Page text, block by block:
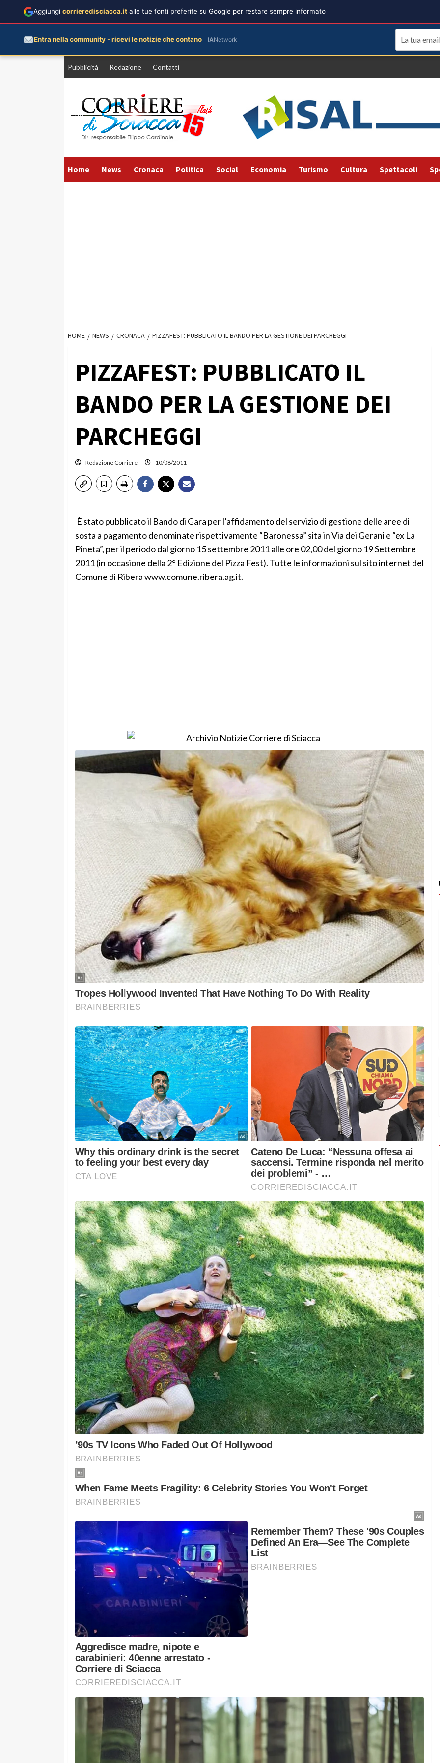
Pubblicità Redazione Contatti
Home News Cronaca Politica Social Economia Turismo Cultura Spettacoli
HOME NEWS CRONACA PIZZAFEST: PUBBLICATO IL BANDO PER LA GESTIONE DEI PARCHEGGI
PIZZAFEST: PUBBLICATO IL
BANDO PER LA GESTIONE DEI
PARCHEGGI
Redazione Corriere 10/08/2011
È stato pubblicato il Bando di Gara per l’affidamento del servizio di gestione delle aree di
sosta a pagamento denominate rispettivamente “Baronessa” sita in Via dei Gerani e “ex La
Pineta”, per il periodo dal giorno 15 settembre 2011 alle ore 02,00 del giorno 19 Settembre
2011 (in occasione della 2° Edizione del Pizza Fest). Tutte le informazioni sul sito internet del
Comune di Ribera www.comune.ribera.ag.it.
Aggiungi corrieredisciacca.it alle tue fonti preferite su Google per restare sempre informato
Entra nella community - ricevi le notizie che contano IANetwork